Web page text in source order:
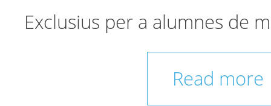
Exclusius per a alumnes de
Read more